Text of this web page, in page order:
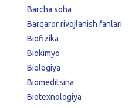
Barcha soha
Barqaror rivojlanish fanlari
Biofizika
Biokimyo
Biologiya
Biomeditsina
Biotexnologiya